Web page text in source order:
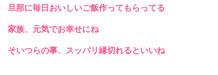
旦那に毎日おいしいご飯作ってもらってる
家族、元気でお幸せにね
そいつらの事、スッパリ縁切れるといいね